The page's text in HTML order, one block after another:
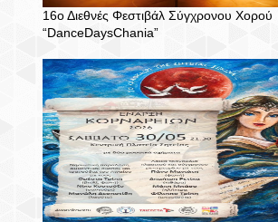
16ο Διεθνές Φεστιβάλ Σύγχρονου Χορού
“DanceDaysChania”